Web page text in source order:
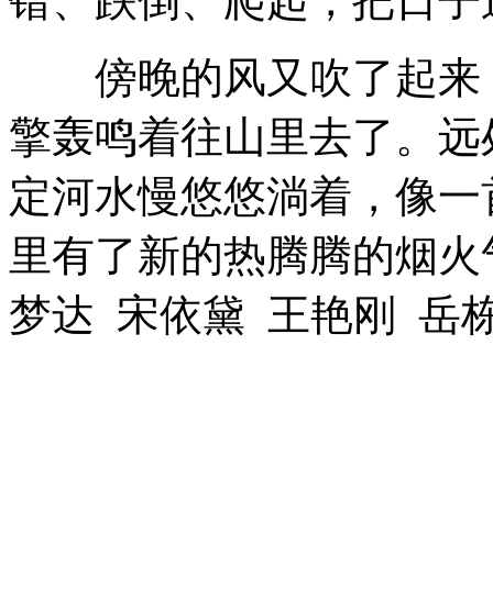
傍晚的风又吹了起来
擎轰鸣着往山里去了。
定河水慢悠悠淌着，像
里有了新的热腾腾的烟
梦达 宋依黛 王艳刚 岳